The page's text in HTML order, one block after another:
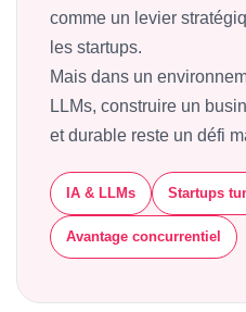
comme un levier
les startups.
Mais dans un
LLMs, construire un
et durable reste un défi
IA & LLMs Startups
Avantage concurrentiel